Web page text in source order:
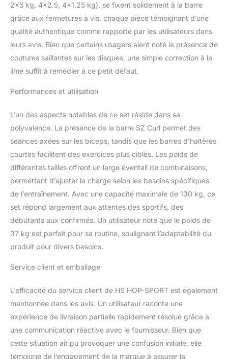
glissement des mains et
assurent une prise en
main confortable et
sécurisée. POIDS
INTERCHANGEABLES
POUR UNE
PROGRESSION
facilement les charges en
fonction de vos besoins.
débutant ou pratiquant
confirmé, vous pouvez
personnaliser vos
entraînements pour
progresser efficacement
et cibler vos objectifs de
renforcement
musculaire.
FERMETURES À VIS
AVEC ANNEAUX EN
des anneaux en
caoutchouc inclus dans
ce set garantissent une
fixation ferme et
sur les barres.
2×5 kg, 4×2.5, 4×1.25 kg), se fixent solidement à la barre
grâce aux fermetures à vis, chaque pièce témoignant d’une
qualité authentique comme rapporté par les utilisateurs dans
leurs avis. Bien que certains usagers aient noté la présence de
coutures saillantes sur les disques, une simple correction à la
lime suffit à remédier à ce petit défaut.
Performances et utilisation
L’un des aspects notables de ce set réside dans sa
polyvalence. La présence de la barre SZ Curl permet des
séances axées sur les biceps, tandis que les barres d’haltères
courtes facilitent des exercices plus ciblés. Les poids de
différentes tailles offrent un large éventail de combinaisons,
permettant d’ajuster la charge selon les besoins spécifiques
de l’entraînement. Avec une capacité maximale de 130 kg, ce
set répond largement aux attentes des sportifs, des
débutants aux confirmés. Un utilisateur note que le poids de
37 kg est parfait pour sa routine, soulignant l’adaptabilité du
produit pour divers besoins.
Service client et emballage
L’efficacité du service client de HS HOP-SPORT est également
mentionnée dans les avis. Un utilisateur raconte une
expérience de livraison partielle rapidement résolue grâce à
une communication réactive avec le fournisseur. Bien que
cette situation ait pu provoquer une confusion initiale, elle
témoigne de l’engagement de la marque à assurer la